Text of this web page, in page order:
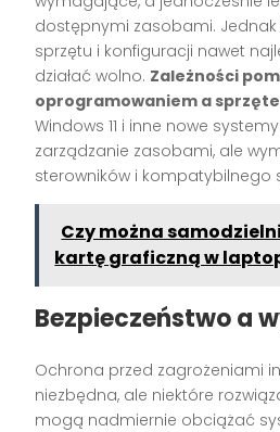
dostępnymi zasobami.
sprzętu i konfiguracji nawet
działać wolno. Zależności
oprogramowaniem a
Windows 11 i inne nowe
zarządzanie zasobami, ale
sterowników i kompatybilnego
Czy można
kartę graficzną w
Bezpieczeństwo a
Ochrona przed zagrożeniami
niezbędna, ale niektóre
mogą nadmiernie obciążać